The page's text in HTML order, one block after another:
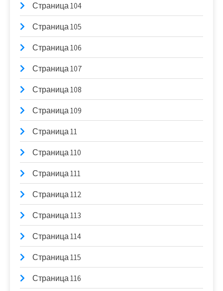
Страница 104
Страница 105
Страница 106
Страница 107
Страница 108
Страница 109
Страница 11
Страница 110
Страница 111
Страница 112
Страница 113
Страница 114
Страница 115
Страница 116